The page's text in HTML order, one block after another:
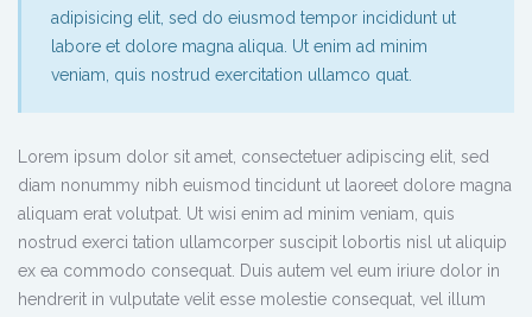
adipisicing elit, sed do eiusmod tempor incididunt ut
labore et dolore magna aliqua. Ut enim ad minim
veniam, quis nostrud exercitation ullamco quat.
Lorem ipsum dolor sit amet, consectetuer adipiscing elit, sed
diam nonummy nibh euismod tincidunt ut laoreet dolore magna
aliquam erat volutpat. Ut wisi enim ad minim veniam, quis
nostrud exerci tation ullamcorper suscipit lobortis nisl ut aliquip
ex ea commodo consequat. Duis autem vel eum iriure dolor in
hendrerit in vulputate velit esse molestie consequat, vel illum